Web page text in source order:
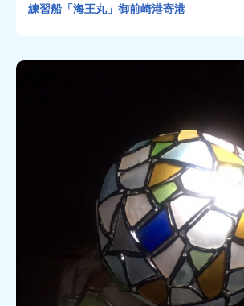
練習船「海王丸」御前崎港寄港